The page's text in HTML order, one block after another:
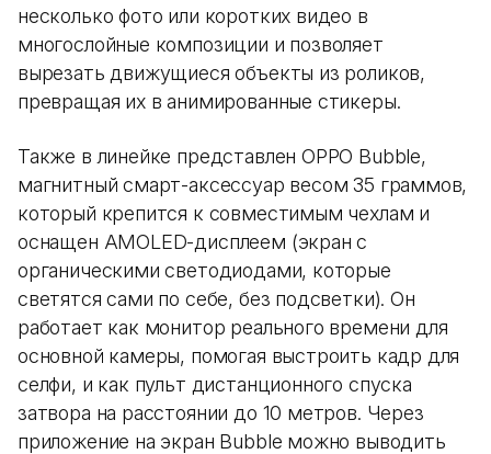
несколько фото или коротких видео в
многослойные композиции и позволяет
вырезать движущиеся объекты из роликов,
превращая их в анимированные стикеры.
Также в линейке представлен OPPO Bubble,
магнитный смарт-аксессуар весом 35 граммов,
который крепится к совместимым чехлам и
оснащен AMOLED-дисплеем (экран с
органическими светодиодами, которые
светятся сами по себе, без подсветки). Он
работает как монитор реального времени для
основной камеры, помогая выстроить кадр для
селфи, и как пульт дистанционного спуска
затвора на расстоянии до 10 метров. Через
приложение на экран Bubble можно выводить